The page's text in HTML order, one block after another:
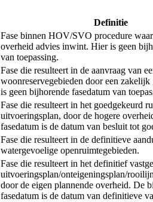
Definitie
Fase binnen HOV/SVO procedure
overheid advies inwint. Hier is geen
van toepassing.
Fase die resulteert in de aanvraag van
woonreservegebieden door een
is geen bijhorende fasedatum van
Fase die resulteert in het goedgekeurd
uitvoeringsplan, door de hogere
fasedatum is de datum van besluit tot
Fase die resulteert in de definitieve
watergevoelige openruimtegebieden.
Fase die resulteert in het definitief
uitvoeringsplan/onteigeningsplan/
door de eigen plannende overheid. De
fasedatum is de datum van definitieve